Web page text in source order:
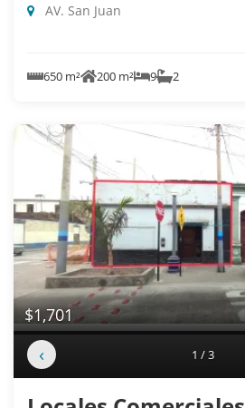
AV. San Juan
650 m² 200 m² 9 2
$1,701
‹ 1 / 3